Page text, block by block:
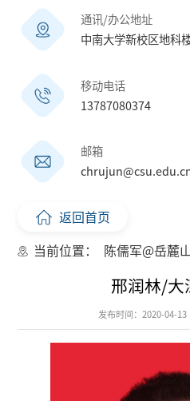
通讯/办公地址
中南大学新校区地科
移动电话
13787080374
邮箱
返回首页
当前位置： 陈儒军@岳麓
邢润林/大
发布时间：2020-04-13